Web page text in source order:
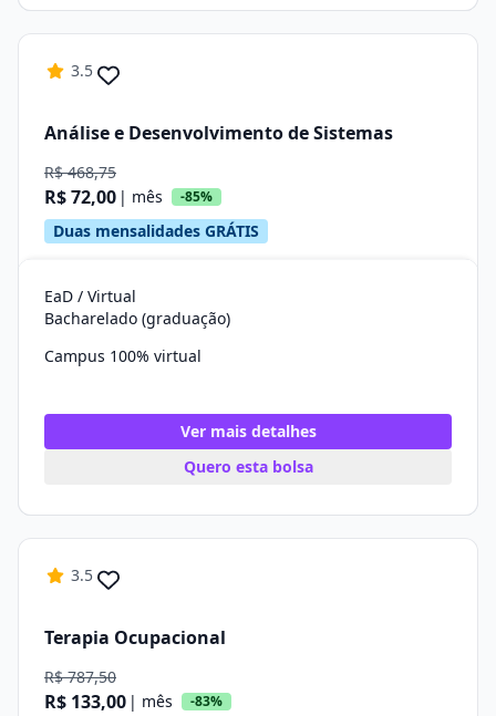
3.5
Análise e Desenvolvimento de Sistemas
R$ 468,75
R$ 72,00 | mês -85%
Duas mensalidades GRÁTIS
EaD / Virtual
Bacharelado (graduação)
Campus 100% virtual
Ver mais detalhes
Quero esta bolsa
3.5
Terapia Ocupacional
R$ 787,50
R$ 133,00 | mês -83%